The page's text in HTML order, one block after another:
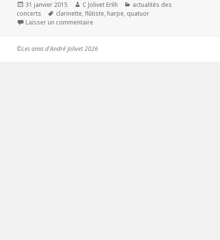
Publié
le
31 janvier 2015 Auteur
C Jolivet Erlih Catégories
actualités des
concerts
Mots-
clés
clarinette,flûtiste, harpe, quatuor
Laisser un commentaire
©Les amis d'André Jolivet 2026